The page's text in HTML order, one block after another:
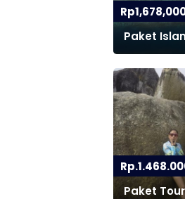
Paket
Paket